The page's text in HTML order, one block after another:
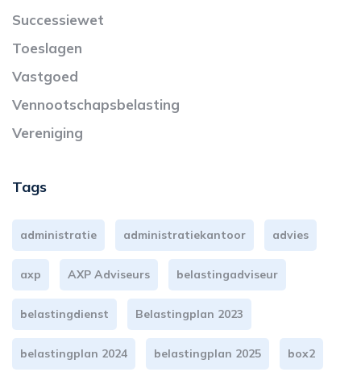
Successiewet
Toeslagen
Vastgoed
Vennootschapsbelasting
Vereniging
Tags
administratie administratiekantoor advies
axp AXP Adviseurs belastingadviseur
belastingdienst Belastingplan 2023
belastingplan 2024 belastingplan 2025 box2